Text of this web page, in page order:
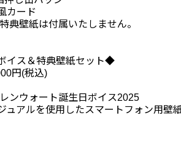
カード
典壁紙は付属いたしません。
イス＆特典壁紙セット◆
円(税込)
ンウォート誕生日ボイス2025
ュアルを使用したスマートフォン用壁